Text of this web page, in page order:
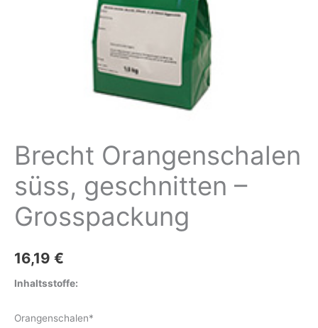
Brecht Orangenschalen
süss, geschnitten –
Grosspackung
16,19 €
Inhaltsstoffe:
Orangenschalen*